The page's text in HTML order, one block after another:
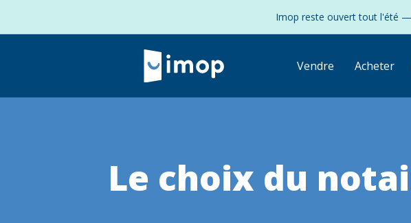
Imop reste ouvert tout l'été
Vendre Acheter
Le choix du